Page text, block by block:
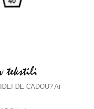
DE CADOU? Ai